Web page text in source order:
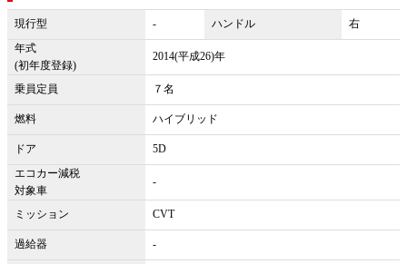
現行型 - ハンドル
右
年式
(初年度登録)
2014(平成26)年
乗員定員 ７名
燃料 ハイブリッド
ドア
5D
エコカー減税
対象車
-
ミッション CVT
過給器 -